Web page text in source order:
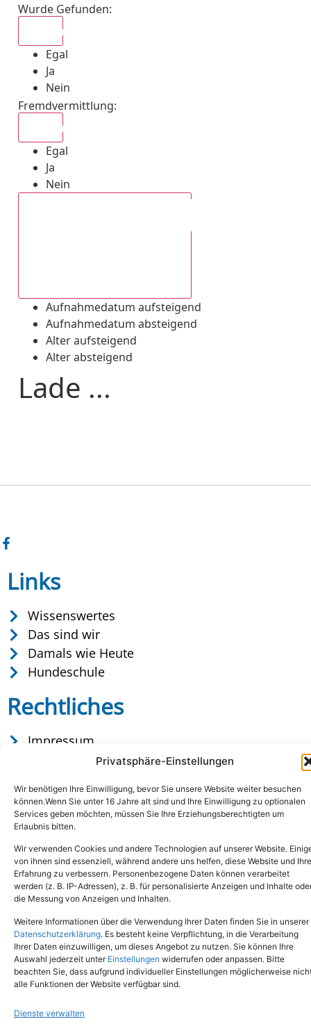
Privatsphäre-Einstellungen
Wir benötigen Ihre Einwilligung, bevor Sie unsere Website weiter besuchen
können.Wenn Sie unter 16 Jahre alt sind und Ihre Einwilligung zu optionalen
Services geben möchten, müssen Sie Ihre Erziehungsberechtigten um
Erlaubnis bitten.
Wir verwenden Cookies und andere Technologien auf unserer Website.
von ihnen sind essenziell, während andere uns helfen, diese Website und Ihre
Erfahrung zu verbessern. Personenbezogene Daten können verarbeitet
werden (z. B. IP-Adressen), z. B. für personalisierte Anzeigen und Inhalte
die Messung von Anzeigen und Inhalten.
Weitere Informationen über die Verwendung Ihrer Daten finden Sie in unserer
Datenschutzerklärung. Es besteht keine Verpflichtung, in die Verarbeitung
Ihrer Daten einzuwilligen, um dieses Angebot zu nutzen. Sie können Ihre
Auswahl jederzeit unter Einstellungen widerrufen oder anpassen. Bitte
beachten Sie, dass aufgrund individueller Einstellungen möglicherweise
alle Funktionen der Website verfügbar sind.
Dienste verwalten
Wurde Gefunden:
Egal
Ja
Nein
Fremdvermittlung:
Egal
Ja
Nein
Aufnahmedatum aufsteigend
Aufnahmedatum absteigend
Alter aufsteigend
Alter absteigend
Lade ...
Links
Wissenswertes
Das sind wir
Damals wie Heute
Hundeschule
Rechtliches
Impressum
Datenschutz
Copyright © 2024. Alle Rechte vorbehalten.
Tel.: (02651) - 77438info@tierheim-mayen.de
In der Pluns 1, 56727 Mayen